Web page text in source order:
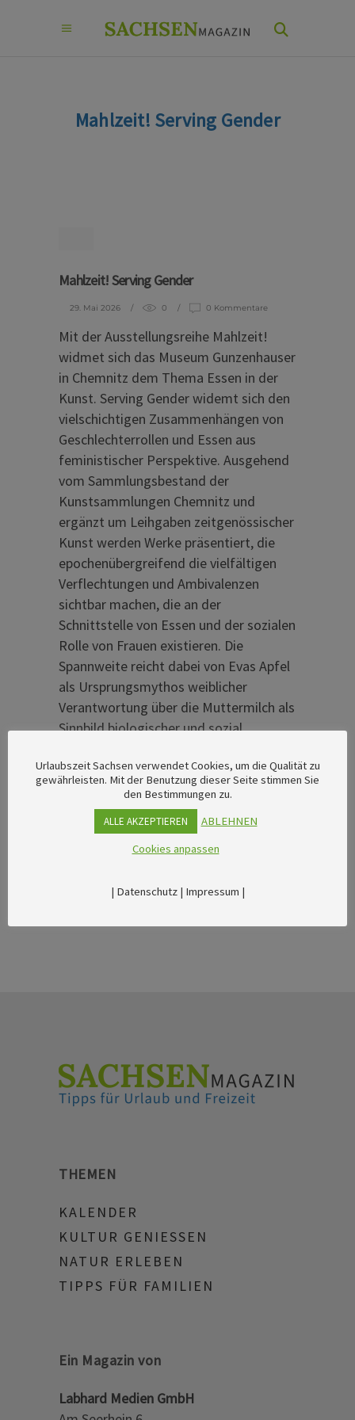
Mahlzeit! Serving Gender
Mahlzeit! Serving Gender
29. Mai 2026 0 0 Kommentare
Mit der Ausstellungsreihe Mahlzeit!
widmet sich das Museum Gunzenhauser
in Chemnitz dem Thema Essen in der
Kunst. Serving Gender widemt sich den
vielschichtigen Zusammenhängen von
Geschlechterrollen und Essen aus
feministischer Perspektive. Ausgehend
vom Sammlungsbestand der
Kunstsammlungen Chemnitz und
ergänzt um Leihgaben zeitgenössischer
Kunst werden Werke präsentiert, die
epochenübergreifend die vielfältigen
Verflechtungen und Ambivalenzen
sichtbar machen, die an der
Schnittstelle von Essen und der sozialen
Rolle von Frauen existieren. Die
Spannweite reicht dabei von Evas Apfel
als Ursprungsmythos weiblicher
Verantwortung über die Muttermilch als
Sinnbild biologischer und sozial
vielschichtigen Normen, Ritualen und
Rollenbildern, die Frauen und weiblich
gelesene Körper mit dem Akt des
Nährens und Essens verbindet.
THEMEN
KALENDER
KULTUR GENIESSEN
NATUR ERLEBEN
TIPPS FÜR FAMILIEN
Ein Magazin von
Labhard Medien GmbH
Urlaubszeit Sachsen verwendet Cookies, um die Qualität zu
gewährleisten. Mit der Benutzung dieser Seite stimmen Sie
den Bestimmungen zu.
ALLE AKZEPTIEREN
ABLEHNEN
Cookies anpassen
| Datenschutz| Impressum |